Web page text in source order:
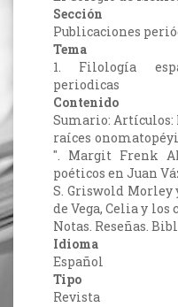
Sección
Publicaciones
Tema
1. Filología
periodicas
Contenido
Sumario: Artículos:
raíces
". Margit Frenk
poéticos en Juan
S. Griswold Morley
de Vega, Celia y los
Notas. Reseñas.
Idioma
Español
Tipo
Revista